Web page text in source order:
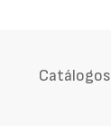
Catálogos